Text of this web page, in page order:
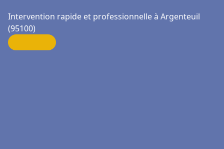
Intervention rapide et professionnelle à Argenteuil
(95100)